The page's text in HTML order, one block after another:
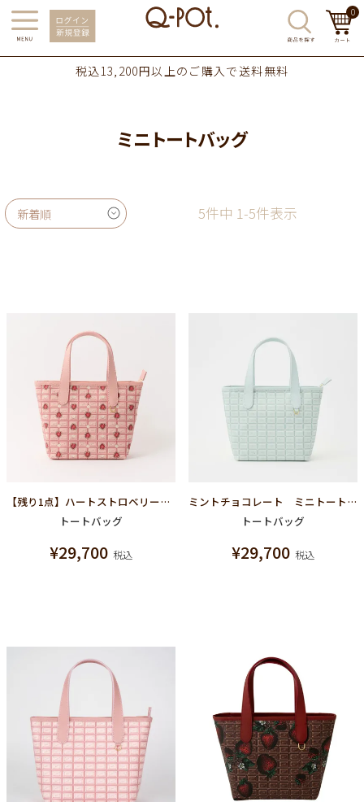
0
税込13,200円以上のご購入で送料無料
ミニトートバッグ
新着順 5件中 1 -5件表示
【残り1点】ハートストロベリーチョコレート ミニトートバッグ
トートバッグ
¥29,700 税込
ミントチョコレート ミニトートバッグ
トートバッグ
¥29,700 税込